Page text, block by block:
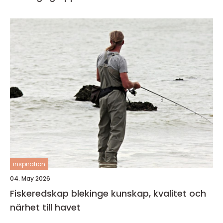
inspiration
04. May 2026
Fiskeredskap blekinge kunskap, kvalitet och
närhet till havet